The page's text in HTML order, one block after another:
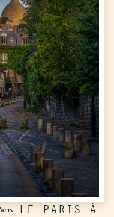
LE PARIS À